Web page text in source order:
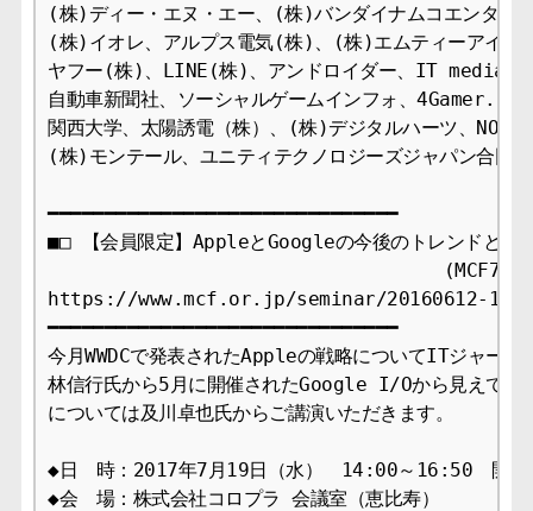
(株)ディー・エヌ・エー、(株)バンダイナムコエンター
(株)イオレ、アルプス電気(株)、(株)エムティーアイ、
ヤフー(株)、LINE(株)、アンドロイダー、IT media、
自動車新聞社、ソーシャルゲームインフォ、
関西大学、太陽誘電（株）、(株)デジタルハーツ、
(株)モンテール、ユニティテクノロジーズジャパン合同
━━━━━━━━━━━━━━━━━━━━━━━━━━━━━━━
■□ 【会員限定】AppleとGoogleの今後のトレンドと進
(MCF7月例
https://www.mcf.or.jp/seminar/20160612-
━━━━━━━━━━━━━━━━━━━━━━━━━━━━━━━
今月WWDCで発表されたAppleの戦略についてITジャーナ
林信行氏から5月に開催されたGoogle I/Oから見えてき
については及川卓也氏からご講演いただきます。
◆日　時：2017年7月19日（水）　14:00～16:50　開
◆会　場：株式会社コロプラ 会議室（恵比寿）